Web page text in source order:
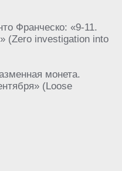
Франческо: «9-11.
(Zero investigation into
монета.
(Loose